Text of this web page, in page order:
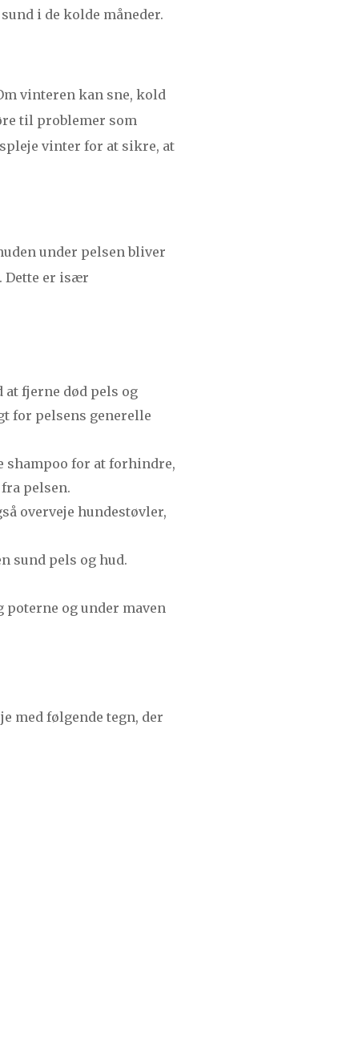
i de kolde måneder.
vinteren kan sne, kold
til problemer som
vinter for at sikre, at
under pelsen bliver
Dette er især
at fjerne død pels og
for pelsens generelle
shampoo for at forhindre,
pelsen.
overveje hundestøvler,
sund pels og hud.
og under maven
med følgende tegn, der